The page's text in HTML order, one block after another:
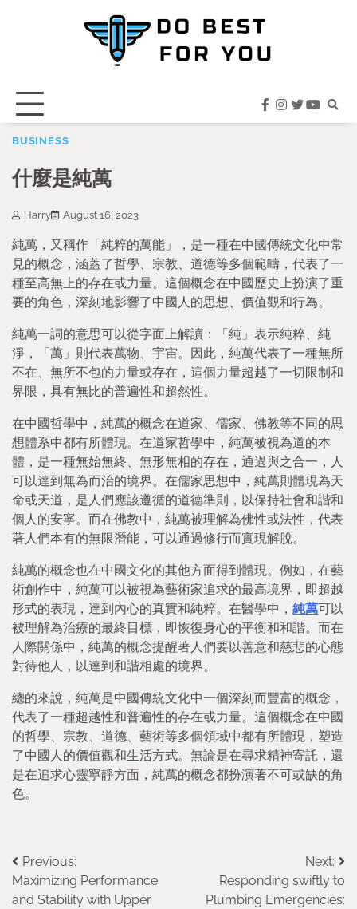
facebook
instagram
twitter
BUSINESS
什麼是純萬
Harry August 16, 2023
純萬，又稱作「純粹的萬能」，是一種在中國傳統文化中常
見的概念，涵蓋了哲學、宗教、道德等多個範疇，代表了一
種至高無上的存在或力量。這個概念在中國歷史上扮演了重
要的角色，深刻地影響了中國人的思想、價值觀和行為。
純萬一詞的意思可以從字面上解讀：「純」表示純粹、純
淨，「萬」則代表萬物、宇宙。因此，純萬代表了一種無所
不在、無所不包的力量或存在，這個力量超越了一切限制和
界限，具有無比的普遍性和超然性。
在中國哲學中，純萬的概念在道家、儒家、佛教等不同的思
想體系中都有所體現。在道家哲學中，純萬被視為道的本
體，是一種無始無終、無形無相的存在，通過與之合一，人
可以達到無為而治的境界。在儒家思想中，純萬則體現為天
命或天道，是人們應該遵循的道德準則，以保持社會和諧和
個人的安寧。而在佛教中，純萬被理解為佛性或法性，代表
著人們本有的無限潛能，可以通過修行而實現解脫。
純萬的概念也在中國文化的其他方面得到體現。例如，在藝
術創作中，純萬可以被視為藝術家追求的最高境界，即超越
形式的表現，達到內心的真實和純粹。在醫學中， 純萬可以
被理解為治療的最終目標，即恢復身心的平衡和和諧。而在
人際關係中，純萬的概念提醒著人們要以善意和慈悲的心態
對待他人，以達到和諧相處的境界。
總的來說，純萬是中國傳統文化中一個深刻而豐富的概念，
代表了一種超越性和普遍性的存在或力量。這個概念在中國
的哲學、宗教、道德、藝術等多個領域中都有所體現，塑造
了中國人的價值觀和生活方式。無論是在尋求精神寄託，還
是在追求心靈寧靜方面，純萬的概念都扮演著不可或缺的角
色。
Post
navigation
Previous:
Maximizing Performance
and Stability with Upper
Next:
Responding swiftly to
Plumbing Emergencies: